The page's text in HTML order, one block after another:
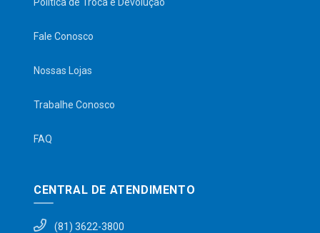
Fale Conosco
Nossas Lojas
Trabalhe Conosco
FAQ
CENTRAL DE ATENDIMENTO
(81) 3622-3800